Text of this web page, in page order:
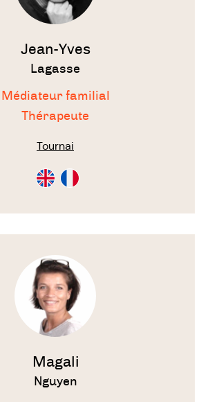
Jean-Yves
Lagasse
Médiateur familial
Thérapeute
Tournai
Consultation
en
Consultation
en
Magali
Nguyen